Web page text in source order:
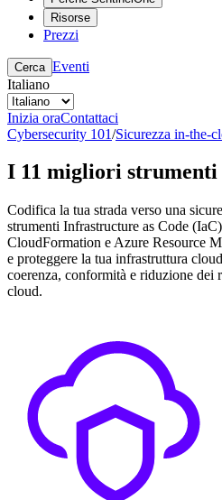
Risorse
Prezzi
Cerca Eventi
Italiano
Inizia oraContattaci
Cybersecurity 101/Sicurezza in-the-
I 11 migliori strumenti
Codifica la tua strada verso una
strumenti Infrastructure as Code
CloudFormation e Azure Resource
e proteggere la tua infrastruttura
coerenza, conformità e riduzione
cloud.